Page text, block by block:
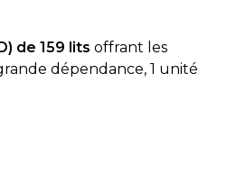
de 159 lits offrant les
dépendance, 1 unité